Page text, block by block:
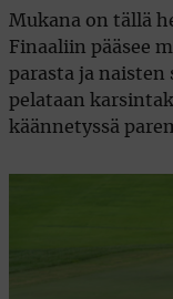
Mukana on tällä
Finaaliin pääsee
parasta ja naisten
pelataan
käännetyssä